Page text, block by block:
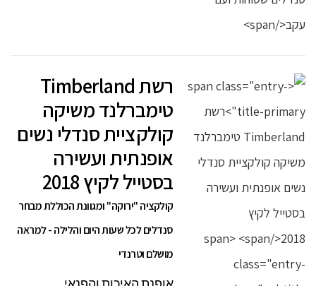
רשת Timberland
טימברלנד משיקה
קולקציית סנדלי נשים
אופנתית ועשירה
בסטייל לקיץ 2018
קולקציה "ירוקה" ומגוונת הכוללת מבחר
סנדלים לכל שעות היום והלילה - למראה
מושלם וטרנדי